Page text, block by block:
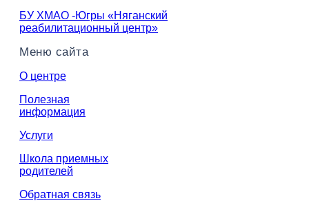
БУ ХМАО -Югры «Няганский
реабилитационный центр»
Меню сайта
О центре
Полезная
информация
Услуги
Школа приемных
родителей
Обратная связь